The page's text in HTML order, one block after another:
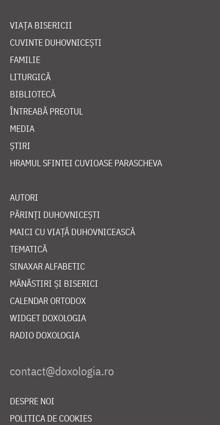
VIAȚA BISERICII
CUVINTE DUHOVNICEȘTI
FAMILIE
LITURGICĂ
BIBLIOTECĂ
ÎNTREABĂ PREOTUL
MEDIA
ȘTIRI
HRAMUL SFINTEI CUVIOASE PARASCHEVA
AUTORI
PĂRINȚI DUHOVNICEȘTI
MAICI CU VIAȚĂ DUHOVNICEASCĂ
TEMATICĂ
SINAXAR ALFABETIC
MĂNĂSTIRI ȘI BISERICI
CALENDAR ORTODOX
WIDGET DOXOLOGIA
RADIO DOXOLOGIA
DESPRE NOI
POLITICA DE COOKIES